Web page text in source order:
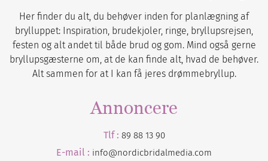
Her finder du alt, du behøver inden for planlægning af
brylluppet: Inspiration, brudekjoler, ringe, bryllupsrejsen,
festen og alt andet til både brud og gom. Mind også gerne
bryllupsgæsterne om, at de kan finde alt, hvad de behøver.
Alt sammen for at I kan få jeres drømmebryllup.
Annoncere
Tlf : 89 88 13 90
E-mail : info@nordicbridalmedia.com